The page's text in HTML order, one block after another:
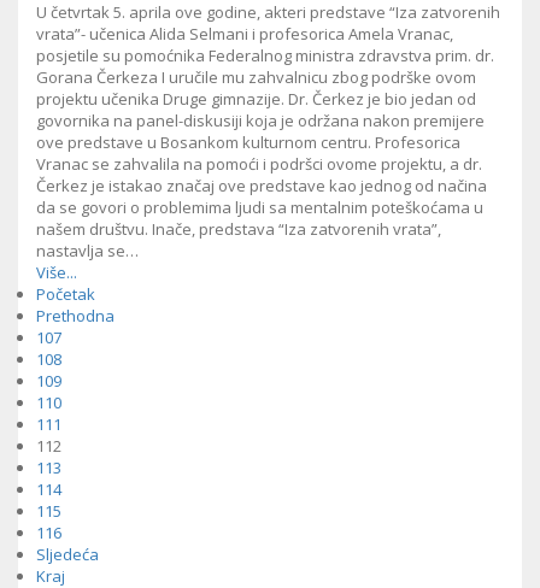
U četvrtak 5. aprila ove godine, akteri predstave “Iza zatvorenih
vrata”- učenica Alida Selmani i profesorica Amela Vranac,
posjetile su pomoćnika Federalnog ministra zdravstva prim. dr.
Gorana Čerkeza I uručile mu zahvalnicu zbog podrške ovom
projektu učenika Druge gimnazije. Dr. Čerkez je bio jedan od
govornika na panel-diskusiji koja je održana nakon premijere
ove predstave u Bosankom kulturnom centru. Profesorica
Vranac se zahvalila na pomoći i podršci ovome projektu, a dr.
Čerkez je istakao značaj ove predstave kao jednog od načina
da se govori o problemima ljudi sa mentalnim poteškoćama u
našem društvu. Inače, predstava “Iza zatvorenih vrata”,
nastavlja se…
Više...
Početak
Prethodna
107
108
109
110
111
112
113
114
115
116
Sljedeća
Kraj